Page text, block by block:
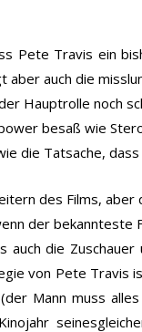
Pete Travis ein
aber auch die
Hauptrolle noch
besaß wie
die Tatsache,
des Films,
der
die
von Pete Travis
Mann muss